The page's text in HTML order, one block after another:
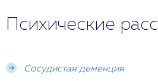
Психические
Сосудистая деменция